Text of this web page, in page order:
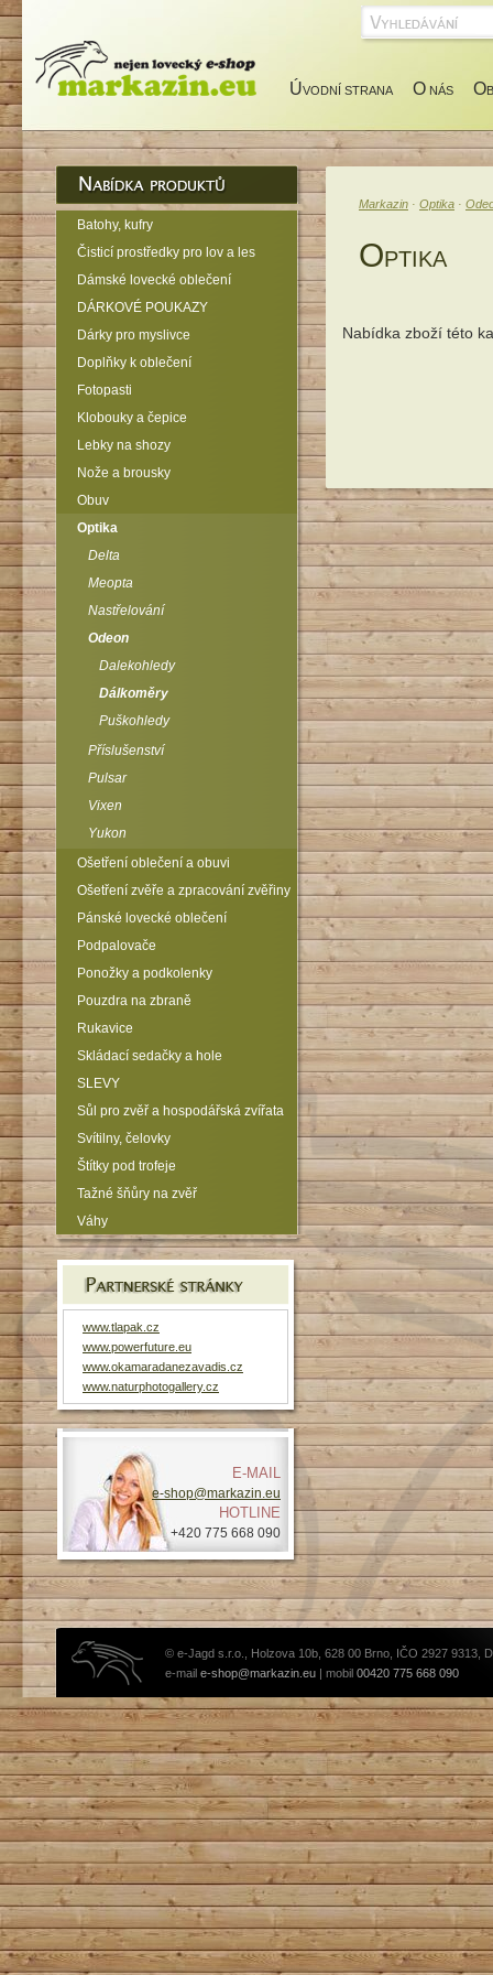
O
O NÁS
ÚVODNÍ STRANA
Markazin · Optika ·
OPTIKA
Nabídka zboží této
Batohy, kufry
Čisticí prostředky pro lov a les
Dámské lovecké oblečení
DÁRKOVÉ POUKAZY
Dárky pro myslivce
Doplňky k oblečení
Fotopasti
Klobouky a čepice
Lebky na shozy
Nože a brousky
Obuv
Optika
Delta
Meopta
Nastřelování
Odeon
Dalekohledy
Dálkoměry
Puškohledy
Příslušenství
Pulsar
Vixen
Yukon
Ošetření oblečení a obuvi
Ošetření zvěře a zpracování zvěřiny
Pánské lovecké oblečení
Podpalovače
Ponožky a podkolenky
Pouzdra na zbraně
Rukavice
Skládací sedačky a hole
SLEVY
Sůl pro zvěř a hospodářská zvířata
Svítilny, čelovky
Štítky pod trofeje
Tažné šňůry na zvěř
Váhy
www.tlapak.cz
www.powerfuture.eu
www.okamaradanezavadis.cz
www.naturphotogallery.cz
E-MAIL
e-shop@markazin.eu
HOTLINE
+420 775 668 090
© e-Jagd s.r.o., Holzova 10b, 628 00 Brno, IČO 2927 9313,
e-mail e-shop@markazin.eu | mobil 00420 775 668 090